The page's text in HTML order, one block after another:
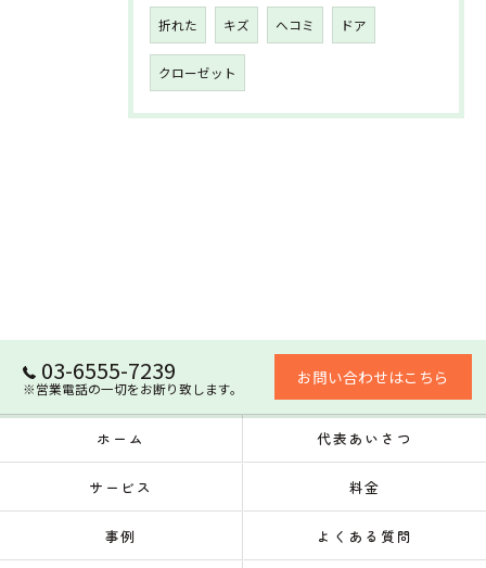
折れた キズ ヘコミ ドア
クローゼット
03-6555-7239
※営業電話の一切をお断り致します。
お問い合わせはこちら
ホーム 代表あいさつ
サービス 料金
事例 よくある質問